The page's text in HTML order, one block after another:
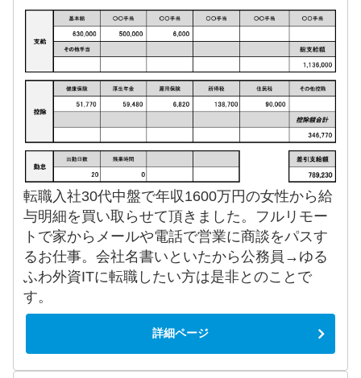
転職入社30代中盤で年収1600万円の女性から給
与明細を買い取らせて頂きました。フルリモー
トで家からメールや電話で営業に商談をパスす
るお仕事。会社名書いといたから公務員→ゆる
ふわ外資ITに転職したい方は是非とのことで
す。
詳細ページ